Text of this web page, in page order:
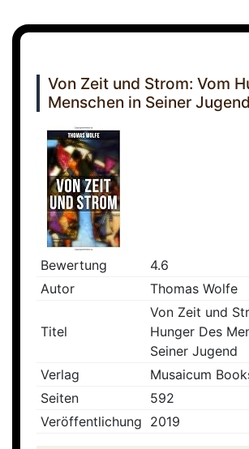
Von Zeit und Strom: Vom
Menschen in Seiner Jugend
Bewertung
4.6
Autor
Thomas Wolfe
Titel
Von Zeit und
Hunger Des
Seiner Jugend
Verlag
Musaicum
Seiten
592
Veröffentlichung 2019